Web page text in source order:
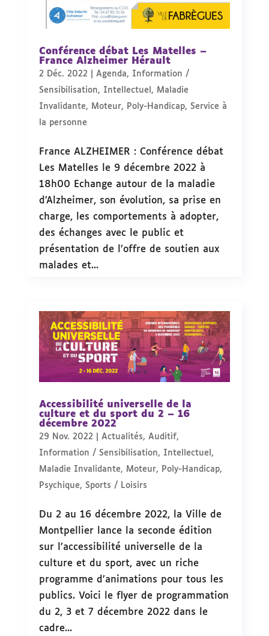
Conférence débat Les Matelles –
France Alzheimer Hérault
2 Déc. 2022 Agenda, Information /
Sensibilisation, Intellectuel , Maladie
Invalidante, Moteur, Poly-Handicap, Service à
la personne
France ALZHEIMER : Conférence débat
Les Matelles le 9 décembre 2022 à
18h00 Echange autour de la maladie
d’Alzheimer, son évolution, sa prise en
charge, les comportements à adopter,
des échanges avec le public et
présentation de l’offre de soutien aux
malades et...
Accessibilité universelle de la
culture et du sport du 2 – 16
décembre 2022
29 Nov. 2022 Actualités, Auditif,
Information / Sensibilisation, Intellectuel ,
Maladie Invalidante, Moteur, Poly-Handicap,
Psychique, Sports / Loisirs
Du 2 au 16 décembre 2022, la Ville de
Montpellier lance la seconde édition
sur l’accessibilité universelle de la
culture et du sport, avec un riche
programme d’animations pour tous les
publics. Voici le flyer de programmation
du 2, 3 et 7 décembre 2022 dans le
cadre...